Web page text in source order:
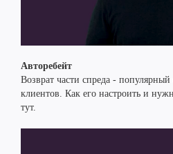
Авторебейт
Возврат части спреда -
клиентов. Как его настроить и
тут.